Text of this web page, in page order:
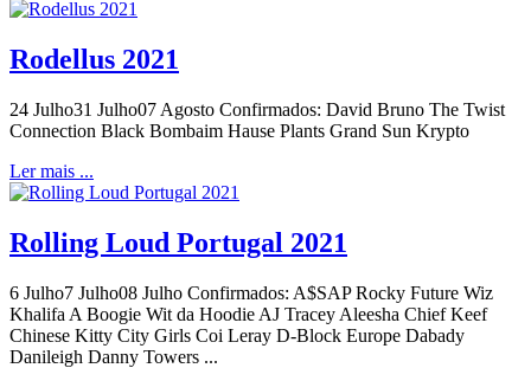
Rodellus 2021
24 Julho31 Julho07 Agosto Confirmados: David Bruno The Twist
Connection Black Bombaim Hause Plants Grand Sun Krypto
Ler mais ...
Rolling Loud Portugal 2021
6 Julho7 Julho08 Julho Confirmados: A$SAP Rocky Future Wiz
Khalifa A Boogie Wit da Hoodie AJ Tracey Aleesha Chief Keef
Chinese Kitty City Girls Coi Leray D-Block Europe Dabady
Danileigh Danny Towers ...